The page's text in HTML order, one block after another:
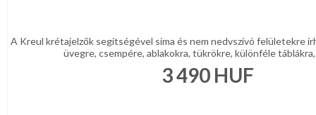
A Kreul krétajelzők segítségével sima és nem nedvszívó felületekre
üvegre, csempére, ablakokra, tükrökre, különféle
3 490 HUF